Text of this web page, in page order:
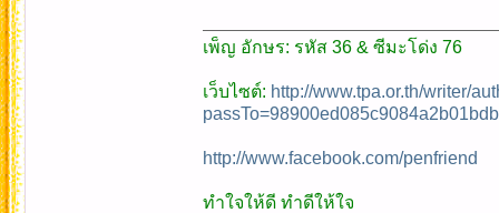
เพ็ญ อักษร: รหัส 36 & ซีมะโด่ง 76
เว็บไซต์: http://www.tpa.or.th/writer/
http://www.facebook.com/penfriend
ทำใจให้ดี ทำดีให้ใจ